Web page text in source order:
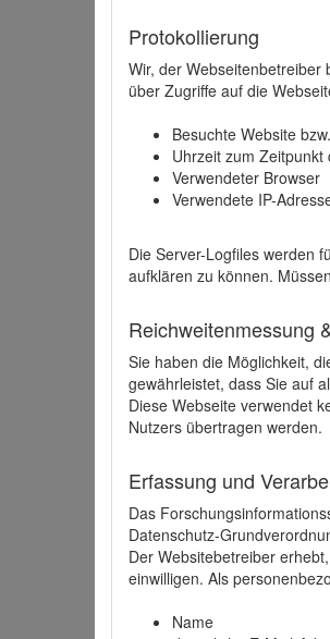
Protokollierung
Wir, der Webseitenbetreiber
über Zugriffe auf die
Besuchte Website
Uhrzeit zum Zeitpunkt
Verwendeter Browser
Verwendete IP-
Die Server-Logfiles werden
aufklären zu können.
Reichweitenmessung
Sie haben die Möglichkeit,
gewährleistet, dass Sie auf
Diese Webseite verwendet
Nutzers übertragen werden.
Erfassung und
Das
Datenschutz-
Der Websitebetreiber
einwilligen. Als
Name